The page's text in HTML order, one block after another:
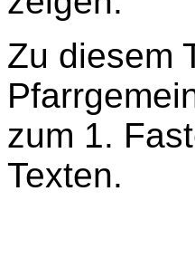
Zu diesem
zum 1.
Texten.